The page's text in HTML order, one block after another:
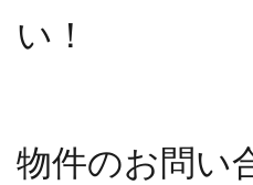
い！
物件のお問い